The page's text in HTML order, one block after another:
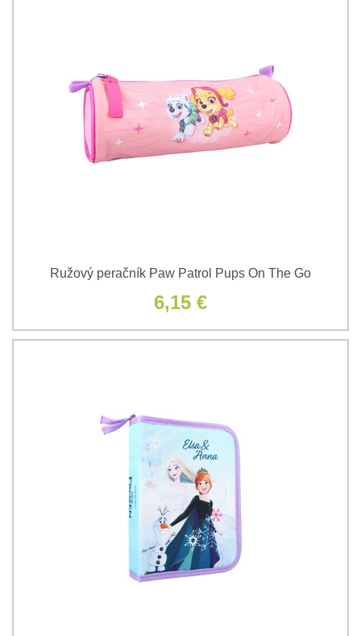
Ružový peračník Paw Patrol Pups On The Go
6,15 €